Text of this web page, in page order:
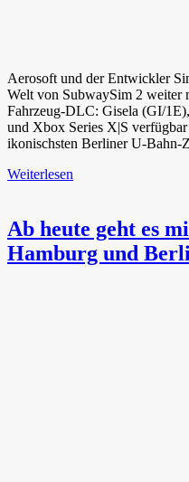
Aerosoft und der Entwickler
Welt von SubwaySim 2 weiter
Fahrzeug-DLC: Gisela (GI/
und Xbox Series X|S
ikonischsten Berliner U-Bahn-
Weiterlesen
Ab heute geht es
Hamburg und